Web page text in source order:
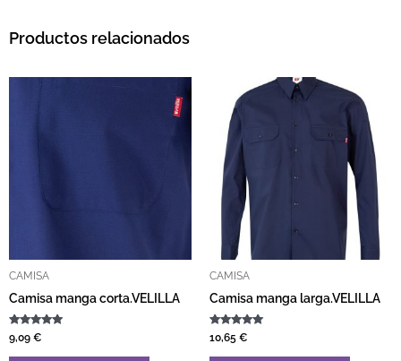
Productos relacionados
CAMISA
Camisa manga corta.VELILLA
Valorado con
5.00
de 5
9,09 €
Este producto tiene múltiples variantes.
CAMISA
Camisa manga larga.VELILLA
Valorado con
5.00
de 5
10,65 €
Este